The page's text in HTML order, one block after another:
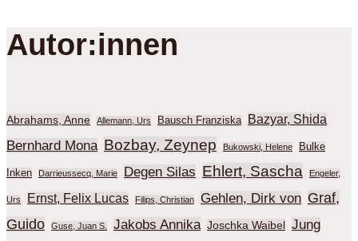
Autor:innen
Abrahams, Anne Allemann, Urs Bausch Franziska Bazyar, Shida
Bernhard Mona Bozbay, Zeynep Bukowski, Helene Bulke
Inken Darrieussecq, Marie Degen Silas Ehlert, Sascha Engeler,
Urs Ernst, Felix Lucas Filips, Christian Gehlen, Dirk von Graf,
Guido
Guse, Juan S. Jakobs Annika Joschka Waibel Jung